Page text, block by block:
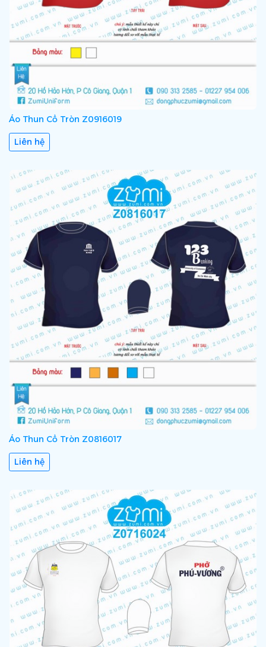
Áo Thun Cổ Tròn Z0916019
Liên hệ
Áo Thun Cổ Tròn Z0816017
Liên hệ